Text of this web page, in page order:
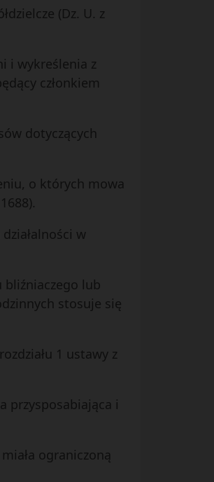
(Dz. U. z
i wykreślenia z
członkiem
dotyczących
o których mowa
w
lub
stosuje się
1 ustawy z
przysposabiająca i
ograniczoną